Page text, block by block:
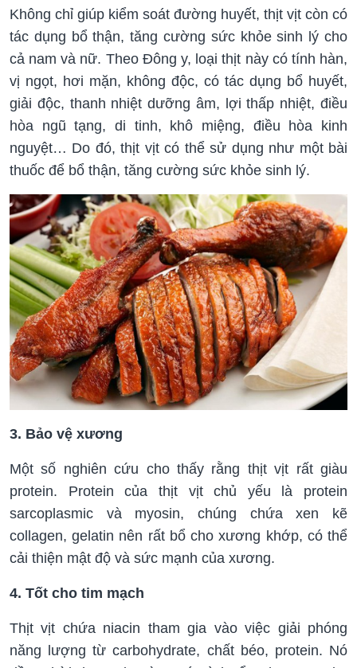
Không chỉ giúp kiểm soát đường huyết, thịt vịt còn có
tác dụng bổ thận, tăng cường sức khỏe sinh lý cho
cả nam và nữ. Theo Đông y, loại thịt này có tính hàn,
vị ngọt, hơi mặn, không độc, có tác dụng bổ huyết,
giải độc, thanh nhiệt dưỡng âm, lợi thấp nhiệt, điều
hòa ngũ tạng, di tinh, khô miệng, điều hòa kinh
nguyệt… Do đó, thịt vịt có thể sử dụng như một bài
thuốc để bổ thận, tăng cường sức khỏe sinh lý.
3. Bảo vệ xương
Một số nghiên cứu cho thấy rằng thịt vịt rất giàu
protein. Protein của thịt vịt chủ yếu là protein
sarcoplasmic và myosin, chúng chứa xen kẽ
collagen, gelatin nên rất bổ cho xương khớp, có thể
cải thiện mật độ và sức mạnh của xương.
4. Tốt cho tim mạch
Thịt vịt chứa niacin tham gia vào việc giải phóng
năng lượng từ carbohydrate, chất béo, protein. Nó